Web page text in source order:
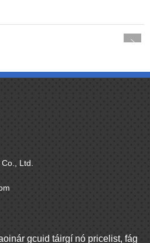
Ltd.
gcuid táirgí nó pricelist, fág